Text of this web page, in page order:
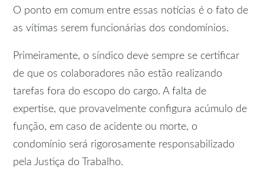
O ponto em comum entre essas notícias é o fato de
as vítimas serem funcionárias dos condomínios.
Primeiramente, o síndico deve sempre se certificar
de que os colaboradores não estão realizando
tarefas fora do escopo do cargo. A falta de
expertise, que provavelmente configura acúmulo de
função, em caso de acidente ou morte, o
condomínio será rigorosamente responsabilizado
pela Justiça do Trabalho.